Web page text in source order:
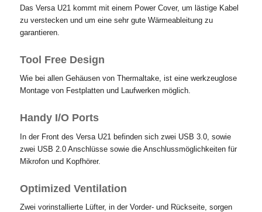
Das Versa U21 kommt mit einem Power Cover, um lästige Kabel
zu verstecken und um eine sehr gute Wärmeableitung zu
garantieren.
Tool Free Design
Wie bei allen Gehäusen von Thermaltake, ist eine werkzeuglose
Montage von Festplatten und Laufwerken möglich.
Handy I/O Ports
In der Front des Versa U21 befinden sich zwei USB 3.0, sowie
zwei USB 2.0 Anschlüsse sowie die Anschlussmöglichkeiten für
Mikrofon und Kopfhörer.
Optimized Ventilation
Zwei vorinstallierte Lüfter, in der Vorder- und Rückseite, sorgen